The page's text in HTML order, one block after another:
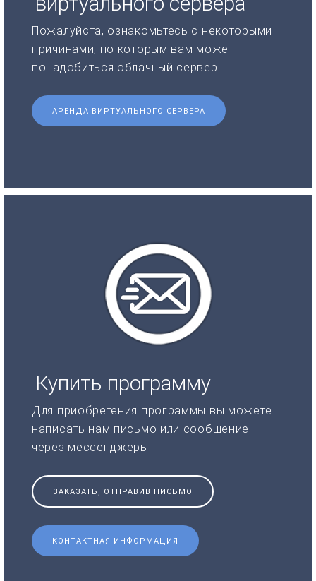
Пожалуйста, ознакомьтесь с некоторыми
причинами, по которым вам может
понадобиться облачный сервер.
АРЕНДА ВИРТУАЛЬНОГО СЕРВЕРА
Купить программу
Для приобретения программы вы можете
написать нам письмо или сообщение
через мессенджеры
ЗАКАЗАТЬ, ОТПРАВИВ ПИСЬМО
КОНТАКТНАЯ ИНФОРМАЦИЯ